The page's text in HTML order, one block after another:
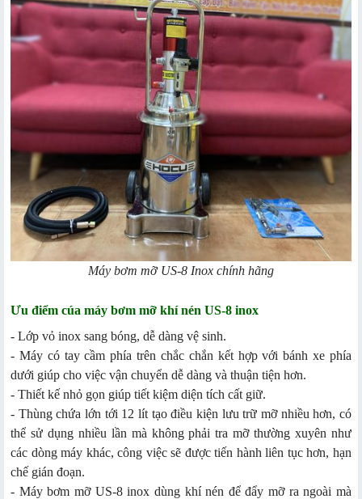
Máy bơm mỡ US-8 Inox chính hãng
Ưu điểm cúa máy bơm mỡ khí nén US-8 inox
- Lớp vỏ inox sang bóng, dễ dàng vệ sinh.
- Máy có tay cầm phía trên chắc chắn kết hợp với bánh xe phía
dưới giúp cho việc vận chuyển dễ dàng và thuận tiện hơn.
- Thiết kế nhỏ gọn giúp tiết kiệm diện tích cất giữ.
- Thùng chứa lớn tới 12 lít tạo điều kiện lưu trữ mỡ nhiều hơn, có
thể sử dụng nhiều lần mà không phải tra mỡ thường xuyên như
các dòng máy khác, công việc sẽ được tiến hành liên tục hơn, hạn
chế gián đoạn.
- Máy bơm mỡ US-8 inox dùng khí nén để đẩy mỡ ra ngoài mà